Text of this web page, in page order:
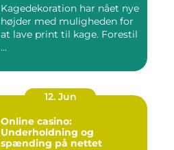
Kagedekoration har nået nye
højder med muligheden for
at lave print til kage. Forestil
...
12. Jun
Online casino:
Underholdning og
spænding på nettet